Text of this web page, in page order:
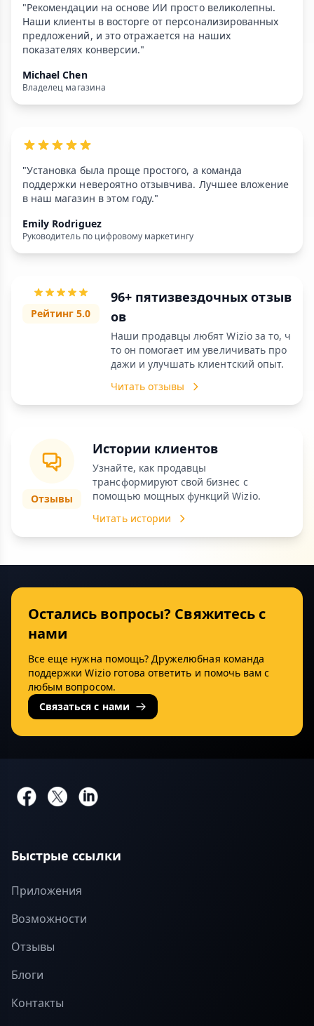
"Рекомендации на основе ИИ просто великолепны.
Наши клиенты в восторге от персонализированных
предложений, и это отражается на наших
показателях конверсии."
Michael Chen
Владелец магазина
"Установка была проще простого, а команда
поддержки невероятно отзывчива. Лучшее вложение
в наш магазин в этом году."
Emily Rodriguez
Руководитель по цифровому маркетингу
Рейтинг 5.0
96+ пятизвездочных отзыв
ов
Наши продавцы любят Wizio за то, ч
то он помогает им увеличивать про
дажи и улучшать клиентский опыт.
Читать отзывы
Отзывы
Истории клиентов
Узнайте, как продавцы
трансформируют свой бизнес с
помощью мощных функций Wizio.
Читать истории
Остались вопросы? Свяжитесь с
нами
Все еще нужна помощь? Дружелюбная команда
поддержки Wizio готова ответить и помочь вам с
любым вопросом.
Связаться с нами
Быстрые ссылки
Приложения
Возможности
Отзывы
Блоги
Контакты